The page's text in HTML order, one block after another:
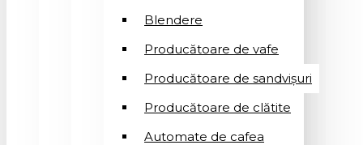
Blendere
Producătoare de vafe
Producătoare de sandvişuri
Producătoare de clătite
Automate de cafea